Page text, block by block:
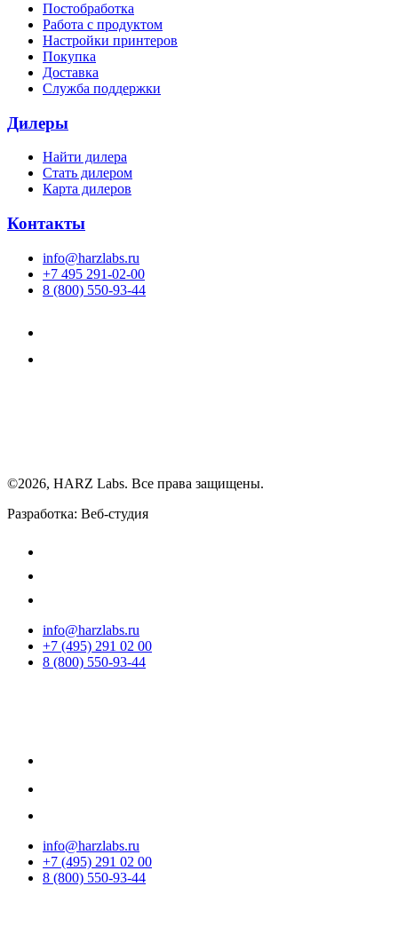
Постобработка
Работа с продуктом
Настройки принтеров
Покупка
Доставка
Служба поддержки
Дилеры
Найти дилера
Cтать дилером
Карта дилеров
Контакты
info@harzlabs.ru
+7 495 291-02-00
8 (800) 550-93-44
©2026, HARZ Labs. Все права защищены.
Разработка: Веб-студия
info@harzlabs.ru
+7 (495) 291 02 00
8 (800) 550-93-44
info@harzlabs.ru
+7 (495) 291 02 00
8 (800) 550-93-44